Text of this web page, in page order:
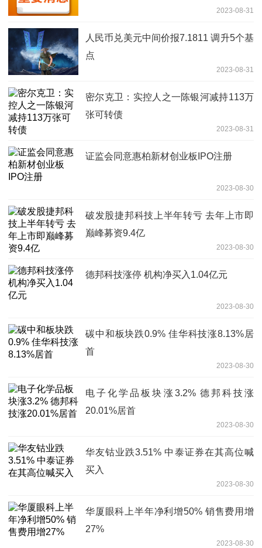
2023-08-31
人民币兑美元中间价报7.1811 调升5个基
点
2023-08-31
密尔克卫：实控人之一陈银河减持113万
张可转债
2023-08-31
证监会同意惠柏新材创业板IPO注册
2023-08-30
破发股捷邦科技上半年转亏 去年上市即
巅峰募资9.4亿
2023-08-30
德邦科技涨停 机构净买入1.04亿元
2023-08-30
碳中和板块跌0.9% 佳华科技涨8.13%居
首
2023-08-30
电子化学品板块涨3.2% 德邦科技涨
20.01%居首
2023-08-30
华友钴业跌3.51% 中泰证券在其高位喊
买入
2023-08-30
华厦眼科上半年净利增50% 销售费用增
27%
2023-08-30